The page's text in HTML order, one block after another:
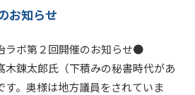
お知らせ
ボ第２回開催のお知らせ●
錬太郎氏（下積みの秘書時代があ
す。奥様は地方議員をされていま